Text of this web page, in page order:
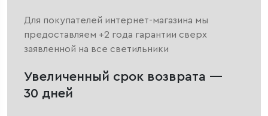
Для покупателей интернет-магазина мы
предоставляем +2 года гарантии сверх
заявленной на все светильники
Увеличенный срок возврата —
30 дней